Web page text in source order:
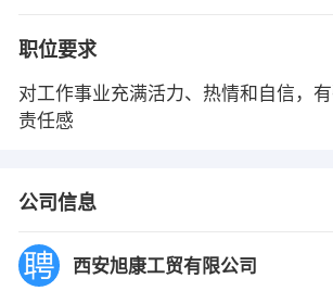
职位要求
对工作事业充满活力、热情和自信，
责任感
公司信息
西安旭康工贸有限公司